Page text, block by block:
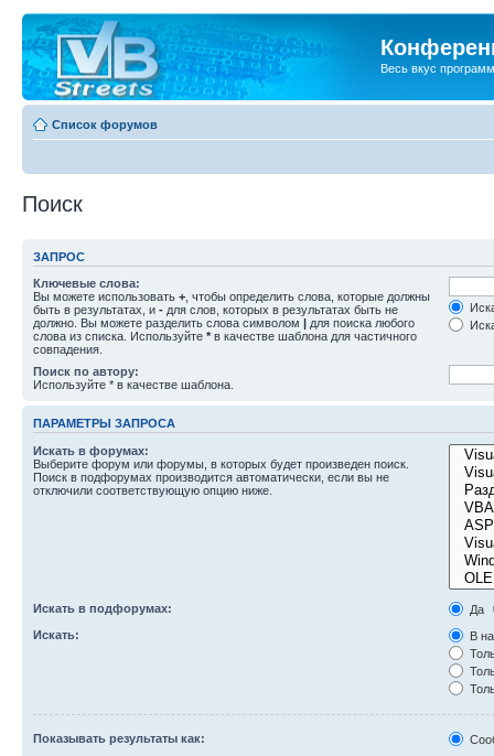
Весь вкус
Список форумов
Поиск
ЗАПРОС
Ключевые слова:
Вы можете использовать + , чтобы определить слова, которые должны
быть в результатах, и - для слов, которых в результатах быть не
должно. Вы можете разделить слова символом | для поиска любого
слова из списка. Используйте * в качестве шаблона для частичного
совпадения.
Поиск по автору:
Используйте * в качестве шаблона.
ПАРАМЕТРЫ ЗАПРОСА
Искать в форумах:
Выберите форум или форумы, в которых будет произведен поиск.
Поиск в подфорумах производится автоматически, если вы не
отключили соответствующую опцию ниже.
Искать в подфорумах:
Да
Искать:
В
Показывать результаты как: